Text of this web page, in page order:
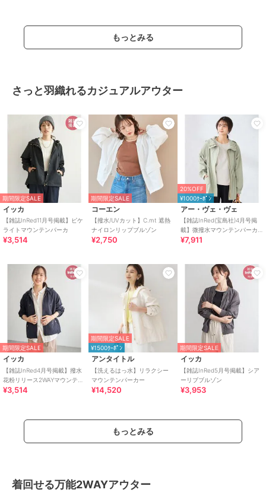
もっとみる
さっと羽織れるカジュアルアウター
期間限定SALE
イッカ
【雑誌InRed11月号掲載】ピケ
ライトマウンテンパーカ
¥3,514
期間限定SALE
コーエン
【撥水/UVカット】C.mt 遮熱
ナイロンリップブルゾン
¥2,750
20%OFF
¥1000ｸｰﾎﾟﾝ
アー・ヴェ・ヴェ
【雑誌InRed(宝島社)4月号掲
載】微撥水マウンテンパーカ
ー
¥7,911
期間限定SALE
イッカ
【雑誌InRed4月号掲載】撥水
花粉リリース2WAYマウンテン
パーカー【親子コーデ】
¥3,514
期間限定SALE
¥1500ｸｰﾎﾟﾝ
アンタイトル
【洗えるはっ水】リラクシー
マウンテンパーカー
¥14,520
期間限定SALE
イッカ
【雑誌InRed5月号掲載】シア
ーリブブルゾン
¥3,953
もっとみる
着回せる万能2WAYアウター